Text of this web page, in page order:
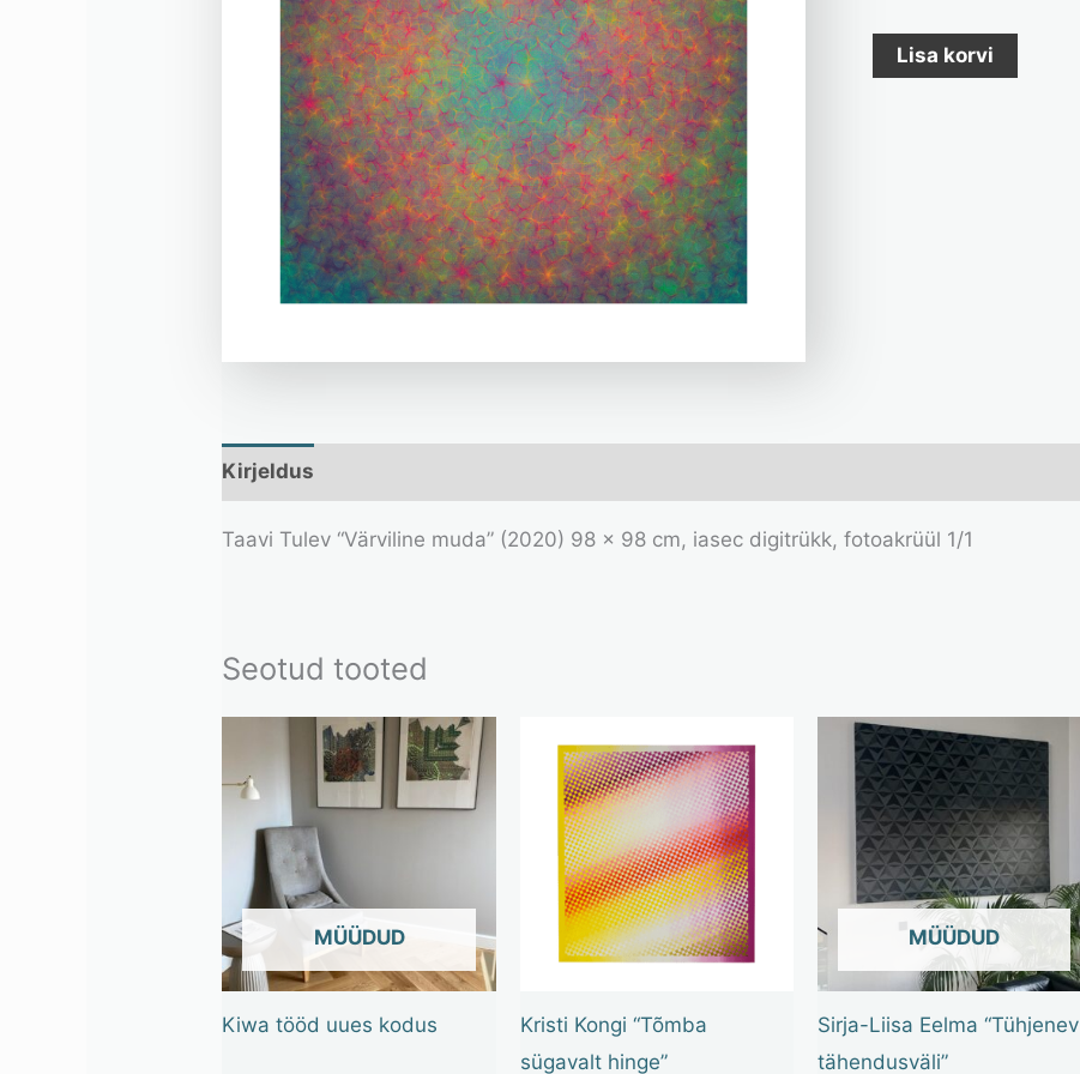
Lisa korvi
Kirjeldus
Taavi Tulev “Värviline muda” (2020) 98 x 98 cm, iasec digitrükk, fotoakrüül 1/1
Seotud tooted
OUT OF STOCK
Kiwa tööd uues kodus
Kristi Kongi “Tõmba
sügavalt hinge”
OUT OF STOCK
Sirja-Liisa Eelma “Tühjenev
tähendusväli”